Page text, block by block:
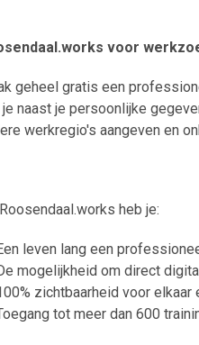
voor
geheel gratis een
je naast je persoonlijke
werkregio's aangeven en
heb je:
leven lang een
mogelijkheid om direct
zichtbaarheid voor elkaar
tot meer dan 600